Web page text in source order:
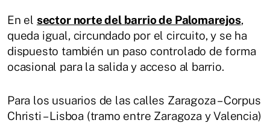
En el sector norte del barrio de Palomarejos,
queda igual, circundado por el circuito, y se ha
dispuesto también un paso controlado de forma
ocasional para la salida y acceso al barrio.
Para los usuarios de las calles Zaragoza – Corpus
Christi – Lisboa (tramo entre Zaragoza y Valencia)